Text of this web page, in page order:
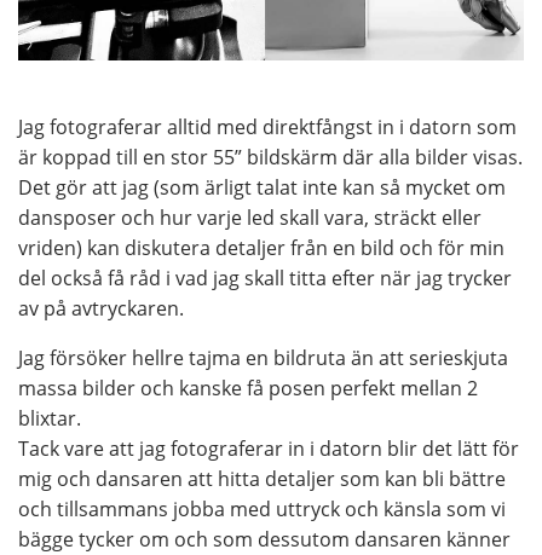
Jag fotograferar alltid med direktfångst in i datorn som
är koppad till en stor 55” bildskärm där alla bilder visas.
Det gör att jag (som ärligt talat inte kan så mycket om
dansposer och hur varje led skall vara, sträckt eller
vriden) kan diskutera detaljer från en bild och för min
del också få råd i vad jag skall titta efter när jag trycker
av på avtryckaren.
Jag försöker hellre tajma en bildruta än att serieskjuta
massa bilder och kanske få posen perfekt mellan 2
blixtar.
Tack vare att jag fotograferar in i datorn blir det lätt för
mig och dansaren att hitta detaljer som kan bli bättre
och tillsammans jobba med uttryck och känsla som vi
bägge tycker om och som dessutom dansaren känner